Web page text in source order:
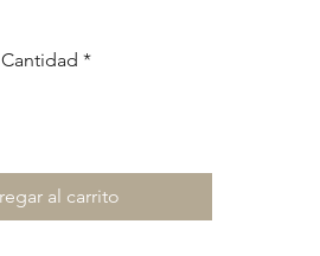
en su interior, cuenta con bolsillo
con botón imán.
existe solo una unidad por
Detalles
Cantidad *
al carrito